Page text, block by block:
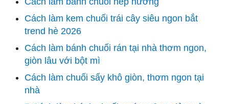
Cách làm kem chuối trái cây siêu ngon bắt
trend hè 2026
Cách làm bánh chuối rán tại nhà thơm ngon,
giòn lâu với bột mì
Cách làm chuối sấy khô giòn, thơm ngon tại
nhà